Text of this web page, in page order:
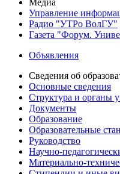
Медиа
Управление
Радио "УТРо ВолГУ"
Газета "Форум.
Объявления
Сведения об
Основные сведения
Структура и органы
Документы
Образование
Образовательные
Руководство
Научно-
Материально-